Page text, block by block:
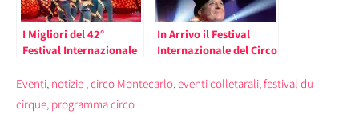
I Migliori del 42°
Festival Internazionale
In Arrivo il Festival
Internazionale del Circo
dopo Due Anni di Pausa
Eventi, notizie ,circo Montecarlo,eventi colletarali,festival du
cirque, programma circo